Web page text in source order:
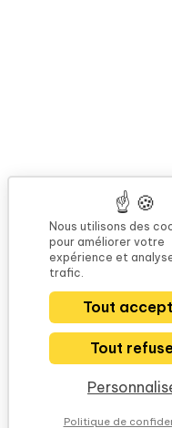
Nous utilisons des
pour améliorer votre
expérience et
trafic.
Tout
Tout
Politique de